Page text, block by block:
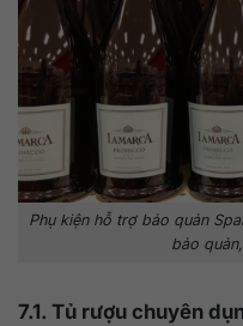
Phụ kiện hỗ trợ bảo quản
bảo
7.1. Tủ rượu chuyên